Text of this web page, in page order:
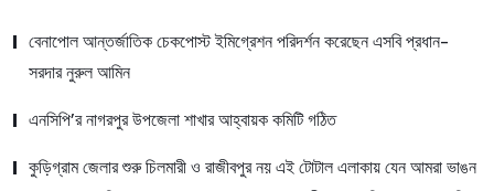
বেনাপোল আন্তর্জাতিক চেকপোস্ট ইমিগ্রেশন পরিদর্শন করেছেন এসবি প্রধান-
সরদার নুরুল আমিন
এনসিপি’র নাগরপুর উপজেলা শাখার আহ্বায়ক কমিটি গঠিত
কুড়িগ্রাম জেলার শুরু চিলমারী ও রাজীবপুর নয় এই টোটাল এলাকায় যেন আমরা ভাঙন